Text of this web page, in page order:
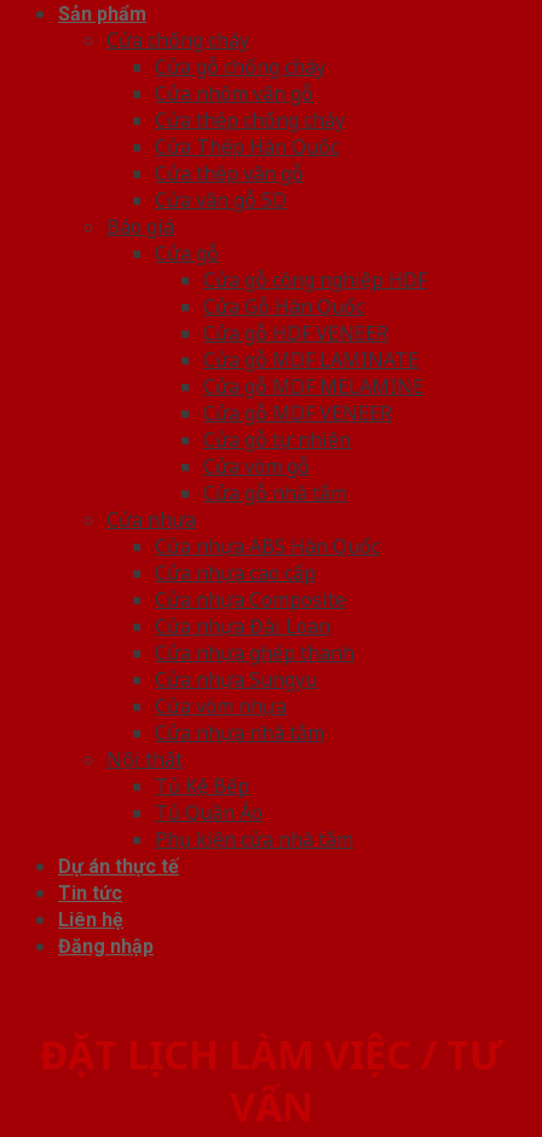
Sản phẩm
Cửa chống cháy
Cửa gỗ chống cháy
Cửa nhôm vân gỗ
Cửa thép chống cháy
Cửa Thép Hàn Quốc
Cửa thép vân gỗ
Cửa vân gỗ 5D
Báo giá
Cửa gỗ
Cửa gỗ công nghiệp HDF
Cửa Gỗ Hàn Quốc
Cửa gỗ HDF VENEER
Cửa gỗ MDF LAMINATE
Cửa gỗ MDF MELAMINE
Cửa gỗ MDF VENEER
Cửa gỗ tự nhiên
Cửa vòm gỗ
Cửa gỗ nhà tắm
Cửa nhựa
Cửa nhựa ABS Hàn Quốc
Cửa nhựa cao cấp
Cửa nhựa Composite
Cửa nhựa Đài Loan
Cửa nhựa ghép thanh
Cửa nhựa Sungyu
Cửa vòm nhựa
Cửa nhựa nhà tắm
Nội thất
Tủ Kệ Bếp
Tủ Quần Áo
Phụ kiện cửa nhà tắm
Dự án thực tế
Tin tức
Liên hệ
Đăng nhập
ĐẶT LỊCH LÀM VIỆC / TƯ
VẤN